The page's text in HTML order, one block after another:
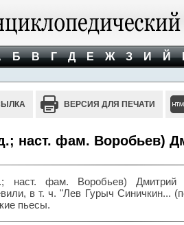
Б В Г Д Е Ж З И Й
ВЕРСИЯ ДЛЯ ПЕЧАТИ
наст. фам. Воробьев)
фам. Воробьев) Дмитрий
в т. ч. "Лев Гурыч Синичкин...
пьесы.